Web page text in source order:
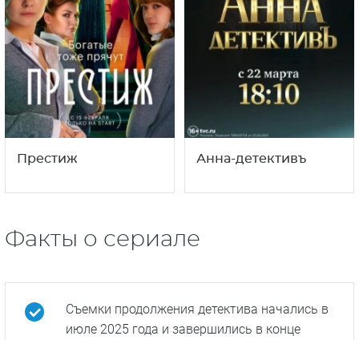
Престиж Анна-детективъ
Факты о сериале
Съемки продолжения детектива начались в
июле 2025 года и завершились в конце